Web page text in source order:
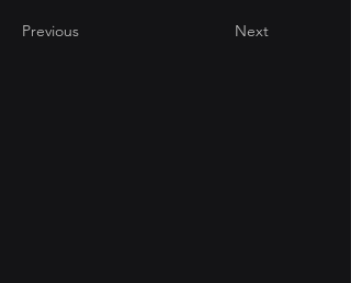
Previous Next